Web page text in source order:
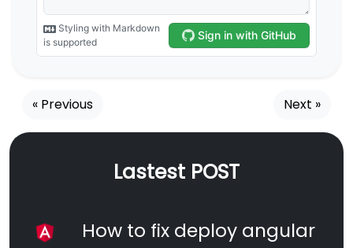
« Previous Next »
Lastest POST
How to fix deploy angular